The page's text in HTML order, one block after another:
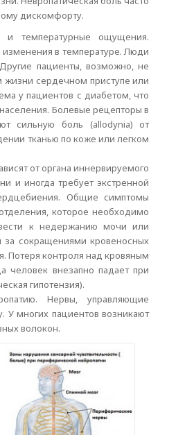
дискомфорту.
температурные ощущения.
в температуре. Люди
пациенты, возможно, не
сердечном приступе или
у пациентов с диабетом, что
Болевые рецепторы в
сильную боль (allodynia) от
тканью по коже или легком
от органа иннервируемого
и иногда требует экстренной
Общие симптомы
которое необходимо
к недержанию мочи или
сокращениями кровеносных
Потеря контроля над кровяным
человек внезапно падает при
гипотензия).
Нервы, управляющие
многих пациентов возникают
волокон.